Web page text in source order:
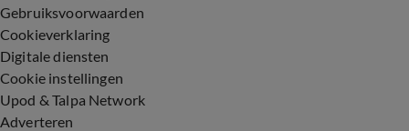
Gebruiksvoorwaarden
Cookieverklaring
Digitale diensten
Cookie instellingen
Upod & Talpa Network
Adverteren